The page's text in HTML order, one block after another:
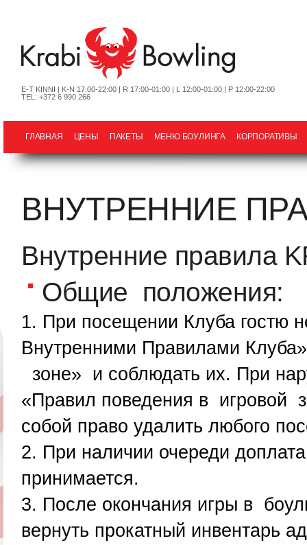
E-T KINNI | K-N 17:00-22:00 | R 17:00-01:00 | L 12:00-01:00 | P 12:00-22:00
TEL: +372 6 990 266
ГЛАВНАЯ ЦЕНЫ ПАКЕТЫ МЕНЮ БОУЛИНГА КОРПОРАТИВЫ
ВНУТРЕННИЕ
Внутренние правила
Общие положения:
При посещении Клуба гостю
Внутренними Правилами
зоне» и соблюдать их. При
«Правил поведения в игровой
собой право удалить любого
При наличии очереди
принимается.
После окончания игры в
вернуть прокатный инвентарь